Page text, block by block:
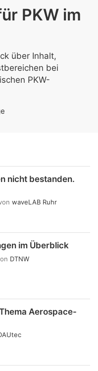
PKW im
über Inhalt,
bei
PKW-
nicht bestanden.
waveLAB Ruhr
im Überblick
DTNW
Aerospace-